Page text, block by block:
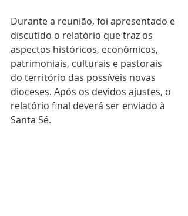
Durante a reunião, foi apresentado e
discutido o relatório que traz os
aspectos históricos, econômicos,
patrimoniais, culturais e pastorais
do território das possíveis novas
dioceses. Após os devidos ajustes, o
relatório final deverá ser enviado à
Santa Sé.